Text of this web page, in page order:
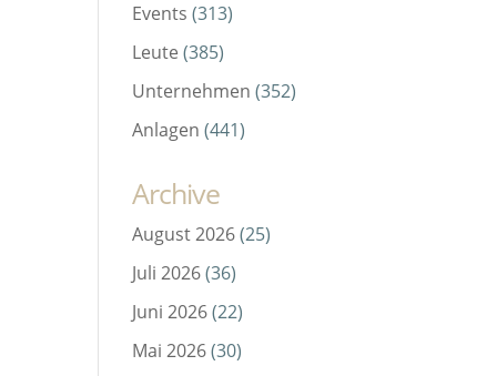
Events (313)
Leute (385)
Unternehmen (352)
Anlagen (441)
Archive
August 2026(25)
Juli 2026(36)
Juni 2026(22)
Mai 2026(30)